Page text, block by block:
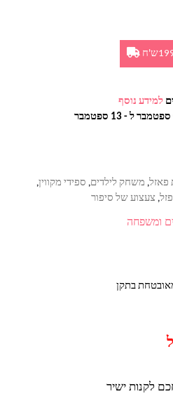
למידע נוסף
פאזל, משחק לילדים, ספידי מקווין,
פזל, צעצוע של סיפור
ומשפחה
בתקן
לקנות ישיר